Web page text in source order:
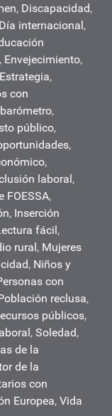
, Discapacidad,
Día internacional,
, Envejecimiento,
Estrategia,
con
,
público,
,
,
laboral,
FOESSA,
, Inserción
fácil,
rural, Mujeres
, Niños y
con
reclusa,
públicos,
, Soledad,
de la
de la
con
Europea, Vida